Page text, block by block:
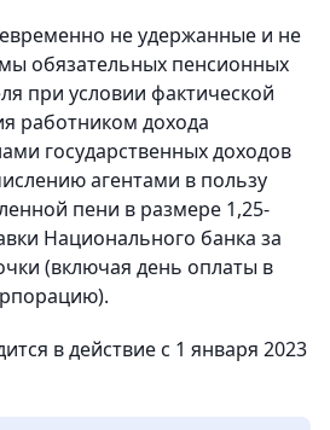
не удержанные и не
обязательных пенсионных
при условии фактической
работником дохода
государственных доходов
агентами в пользу
пени в размере 1,25-
Национального банка за
(включая день оплаты в
в действие с 1 января 2023